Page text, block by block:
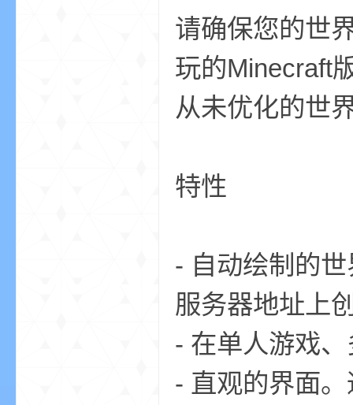
请确保您的世
玩的Minecraft
从未优化的世
特性
- 自动绘制的
服务器地址上
- 在单人游戏
- 直观的界面